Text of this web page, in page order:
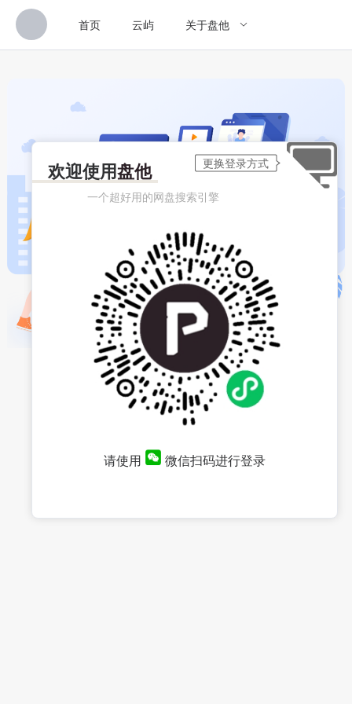
首页 云屿 关于盘他
欢迎使用盘他
一个超好用的网盘搜索引擎
请使用 微信扫码进行登录